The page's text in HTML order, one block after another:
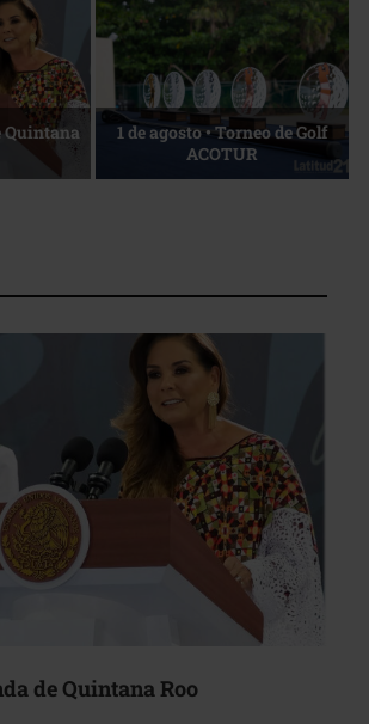
viajeros La esencia del servicio
de Quintana Roo